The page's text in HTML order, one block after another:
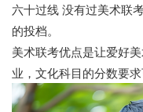
六十过线 没有过美术联
的投档。
美术联考优点是让爱好
业，文化科目的分数要求